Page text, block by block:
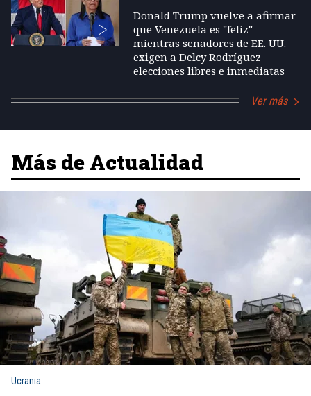
Donald Trump vuelve a afirmar
que Venezuela es "feliz"
mientras senadores de EE. UU.
exigen a Delcy Rodríguez
elecciones libres e inmediatas
Ver más
Más de Actualidad
Ucrania